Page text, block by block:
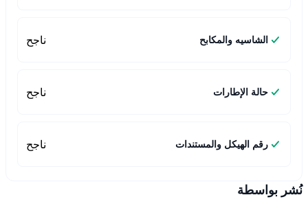
الشاسيه والمكابح ناجح
حالة الإطارات ناجح
رقم الهيكل والمستندات ناجح
نُشر بواسطة